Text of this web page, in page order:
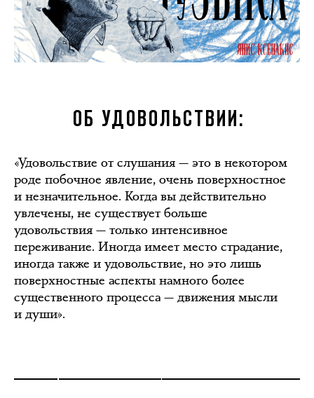
ОБ УДОВОЛЬСТВИИ:
«Удовольствие от слушания — это в некотором
роде побочное явление, очень поверхностное
и незначительное. Когда вы действительно
увлечены, не существует больше
удовольствия — только интенсивное
переживание. Иногда имеет место страдание,
иногда также и удовольствие, но это лишь
поверхностные аспекты намного более
существенного процесса — движения мысли
и души».